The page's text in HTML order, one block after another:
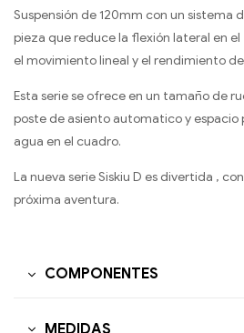
Suspensión de 120mm con un sistema
pieza que reduce la flexión lateral en
el movimiento lineal y el rendimiento
Esta serie se ofrece en un tamaño de
poste de asiento automatico y espacio
agua en el cuadro.
La nueva serie Siskiu D es divertida ,
próxima aventura.
COMPONENTES
MEDIDAS